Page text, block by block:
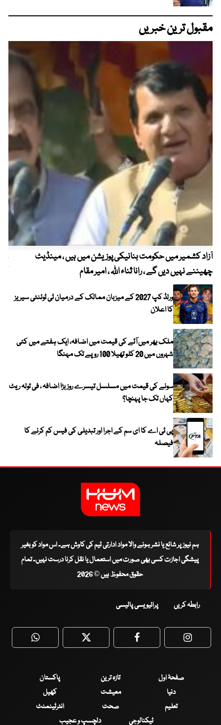
مقبول ترین خبریں
آزاد کشمیر میں حکومت بنانیکی پوزیشن میں ہیں ، مینڈیٹ
چھیننے نہیں دیں گے ، رانا ثناء اللہ ، امیر مقام
ورلڈ کپ 2027 کے میزبان ممالک کے درمیان ٹی ٹوئنٹی سیریز
کا اعلان
ملک بھر میں آٹے کی قیمت میں اضافہ، ایک ہفتے میں کئی
شہروں میں 20 کلو تھیلا 100 روپے تک مہنگا
سونے کی قیمت میں مسلسل تیسرے روز بڑا اضافہ ، فی تولہ ریٹ
کہاں تک جا پہنچا؟
پی ٹی اے کا ای سم کے اجرا اور تبدیلی کی فیس کم کرنے کا
فیصلہ
ہم نیوز پر شائع یا نشر ہونے والا مواد ادارتی ٹیم کی کاوش ہے۔ اس مواد کو بغیر
پیشگی اجازت کسی بھی صورت میں استعمال یا نقل کرنا درست نہیں۔ تمام
حقوق محفوظ ہیں © 2026
رابطہ کریں پرائیویسی پالیسی
WhatsApp Twitter Facebook
صفحۂ اول تازہ ترین
پاکستان
دنیا
معیشت
کھیل
تعلیم
صحت
انٹرٹینمنٹ
ٹیکنالوجی
دلچسپ و عجیب